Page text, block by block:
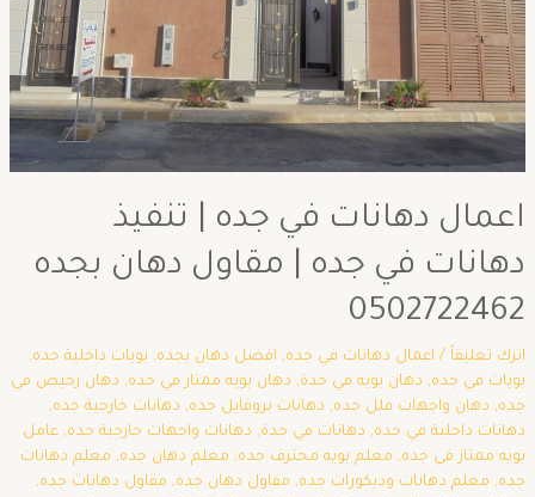
اعمال دهانات في جده | تنفيذ
دهانات في جده | مقاول دهان بجده
0502722462
اترك تعليقاً / اعمال دهانات في جده, افضل دهان بجده, بويات داخلية جده,
بويات في جده, دهان بويه في جدة, دهان بويه ممتاز في جده, دهان رخيص في
جده, دهان واجهات فلل جده, دهانات بروفايل جده, دهانات خارجية جده,
دهانات داخلية في جده, دهانات في جدة, دهانات واجهات خارجية جده, عامل
بويه ممتاز في جده, معلم بويه محترف جده, معلم دهان جده, معلم دهانات
جده, معلم دهانات وديكورات جده, مقاول دهان جده, مقاول دهانات جده,